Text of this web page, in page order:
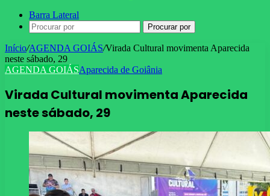
Barra Lateral
Procurar por
Início/AGENDA GOIÁS/Virada Cultural movimenta Aparecida
neste sábado, 29
AGENDA GOIÁSAparecida de Goiânia
Virada Cultural movimenta Aparecida
neste sábado, 29